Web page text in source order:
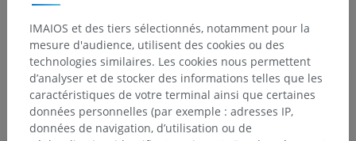
Anatomie comparée chez l’homme
Traductions
IMAIOS et des tiers sélectionnés, notamment pour la
mesure d'audience, utilisent des cookies ou des
technologies similaires. Les cookies nous permettent
d’analyser et de stocker des informations telles que les
caractéristiques de votre terminal ainsi que certaines
données personnelles (par exemple : adresses IP,
données de navigation, d’utilisation ou de